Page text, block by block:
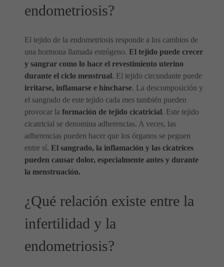
endometriosis?
El tejido de la endometriosis responde a los cambios de
una hormona llamada estrógeno. El tejido puede crecer
y sangrar como lo hace el revestimiento uterino
durante el ciclo menstrual. El tejido circundante puede
irritarse, inflamarse e hincharse. La descomposición y
el sangrado de este tejido cada mes también pueden
provocar la formación de tejido cicatricial. Este tejido
cicatricial se denomina adherencias. A veces, las
adherencias pueden hacer que los órganos se peguen
entre sí. El sangrado, la inflamación y las cicatrices
pueden causar dolor, especialmente antes y durante
la menstruación.
¿Qué relación existe entre la
infertilidad y la
endometriosis?